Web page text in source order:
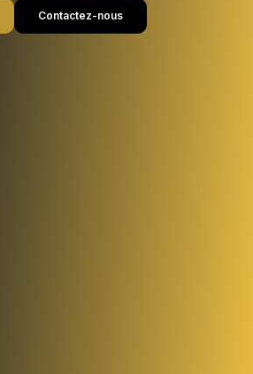
Contactez-nous